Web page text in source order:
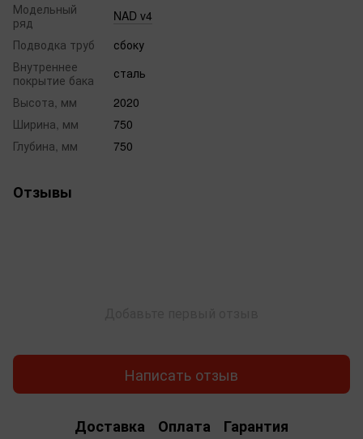
Модельный
ряд
NAD v4
Подводка труб
сбоку
Внутреннее
покрытие бака
сталь
Высота, мм
2020
Ширина, мм
750
Глубина, мм
750
Отзывы
Написать отзыв
Доставка Оплата Гарантия